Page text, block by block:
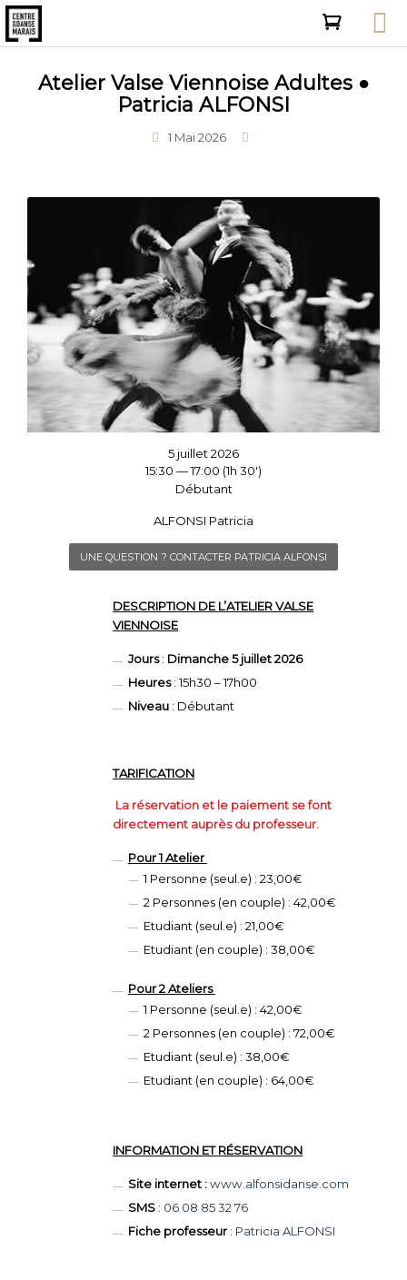
Atelier Valse Viennoise Adultes ●
Patricia ALFONSI
1 Mai 2026
DESCRIPTION DE L’ATELIER VALSE
VIENNOISE
Jours: Dimanche 5 juillet 2026
Heures: 15h30 – 17h00
Niveau: Débutant
TARIFICATION
La réservation et le paiement se font
directement auprès du professeur.
Pour 1 Atelier
1 Personne (seul.e) : 23,00€
2 Personnes (en couple) : 42,00€
Etudiant (seul.e) : 21,00€
Etudiant (en couple) : 38,00€
Pour 2 Ateliers
1 Personne (seul.e) : 42,00€
2 Personnes (en couple) : 72,00€
Etudiant (seul.e) : 38,00€
Etudiant (en couple) : 64,00€
INFORMATION ET RÉSERVATION
Site internet :www.alfonsidanse.com
SMS: 06 08 85 32 76
Fiche professeur: Patricia ALFONSI
5 juillet 2026
15:30 — 17:00 (1h 30′)
Débutant
ALFONSI Patricia
UNE QUESTION ? CONTACTER PATRICIA ALFONSI